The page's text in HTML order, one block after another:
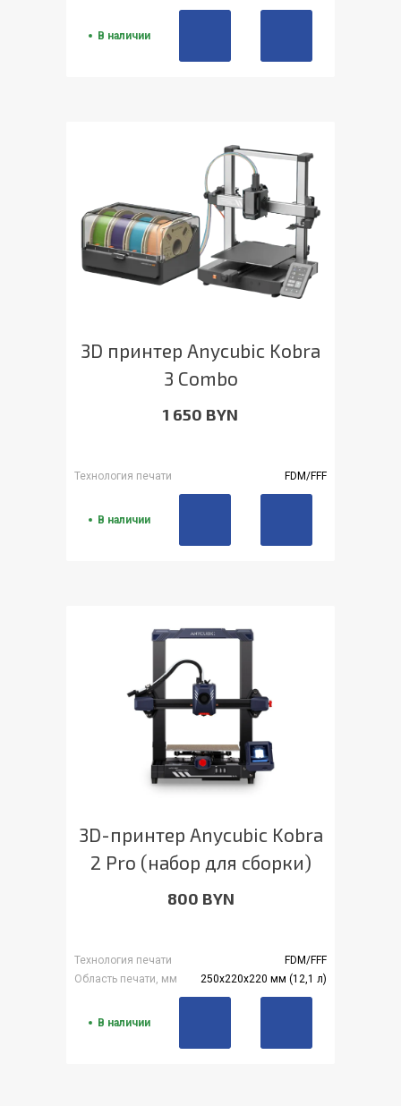
В наличии
3D принтер Anycubic Kobra
3 Combo
1 650 BYN
Технология печати FDM/FFF
В наличии
3D-принтер Anycubic Kobra
2 Pro (набор для сборки)
800 BYN
Технология печати
FDM/FFF
Область печати, мм
250x220x220 мм (12,1 л)
В наличии